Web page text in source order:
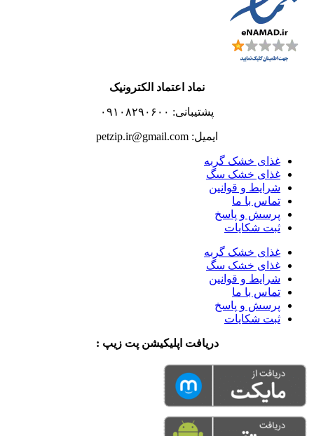
نماد اعتماد الکترونیک
پشتیبانی: ۰۹۱۰۸۲۹۰۶۰۰
ایمیل: petzip.ir@gmail.com
غذای خشک گربه
غذای خشک سگ
شرایط و قوانین
تماس با ما
پرسش و پاسخ
ثبت شکایات
غذای خشک گربه
غذای خشک سگ
شرایط و قوانین
تماس با ما
پرسش و پاسخ
ثبت شکایات
دریافت اپلیکیشن پت زیپ :